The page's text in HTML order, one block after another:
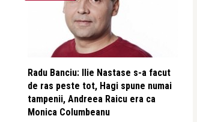
Radu Banciu: Ilie Nastase s-a facut
de ras peste tot, Hagi spune numai
tampenii, Andreea Raicu era ca
Monica Columbeanu